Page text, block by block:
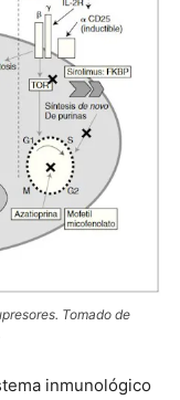
Tomado de
inmunológico